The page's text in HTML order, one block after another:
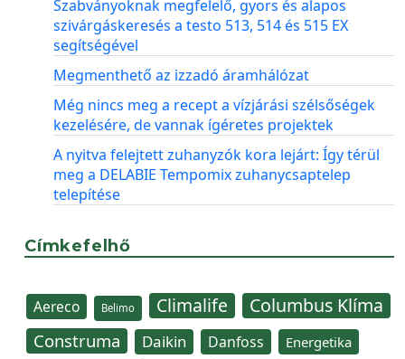
Szabványoknak megfelelő, gyors és alapos
szivárgáskeresés a testo 513, 514 és 515 EX
segítségével
Megmenthető az izzadó áramhálózat
Még nincs meg a recept a vízjárási szélsőségek
kezelésére, de vannak ígéretes projektek
A nyitva felejtett zuhanyzók kora lejárt: Így térül
meg a DELABIE Tempomix zuhanycsaptelep
telepítése
Címkefelhő
Aereco Belimo Climalife Columbus Klíma
Construma Daikin Danfoss Energetika